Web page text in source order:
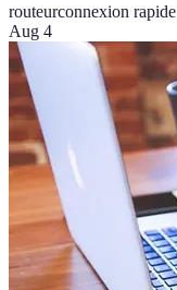
routeurconnexion rapide
Aug 4